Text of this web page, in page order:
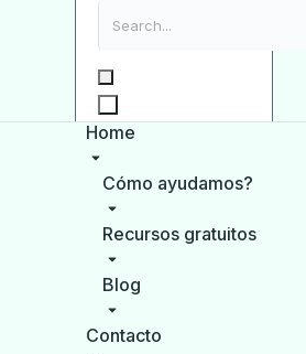
Home
Cómo ayudamos?
Recursos gratuitos
Blog
Contacto